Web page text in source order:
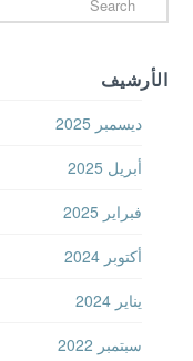
ديسمبر 2025
أبريل 2025
فبراير 2025
أكتوبر 2024
يناير 2024
سبتمبر 2022
أبريل 2022